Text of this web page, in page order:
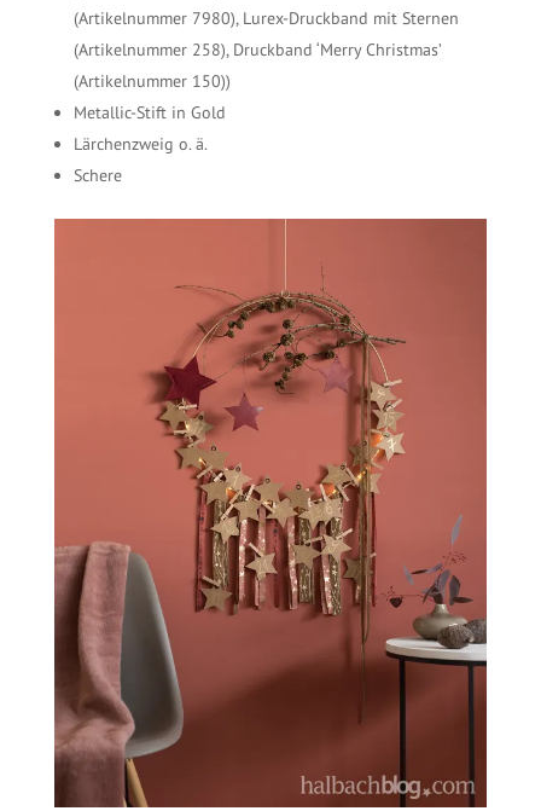
(Artikelnummer 7980), Lurex-Druckband mit Sternen
(Artikelnummer 258), Druckband ‘Merry Christmas’
(Artikelnummer 150))
Metallic-Stift in Gold
Lärchenzweig o. ä.
Schere